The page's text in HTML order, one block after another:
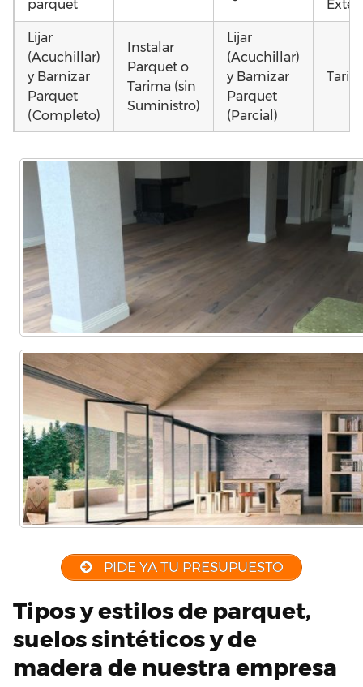
parquet
Lijar
(Acuchillar)
y Barnizar
Parquet
(Completo)
Instalar
Parquet o
Tarima (sin
Suministro)
Lijar
(Acuchillar)
y Barnizar
Parquet
(Parcial)
parquet o
Tarima
Local
Comercial
Vivienda
(Completa)
Vivienda
PIDE YA TU PRESUPUESTO
Tipos y estilos de parquet,
suelos sintéticos y de
madera de nuestra empresa